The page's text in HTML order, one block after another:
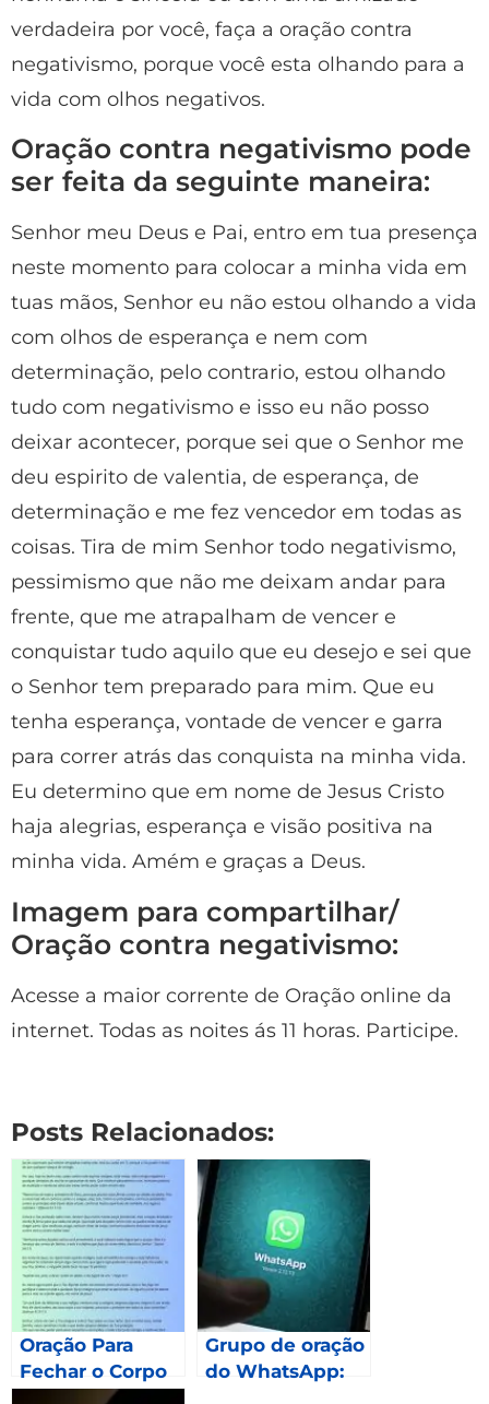
verdadeira por você, faça a oração contra
negativismo, porque você esta olhando para a
vida com olhos negativos.
Oração contra negativismo pode
ser feita da seguinte maneira:
Senhor meu Deus e Pai, entro em tua presença
neste momento para colocar a minha vida em
tuas mãos, Senhor eu não estou olhando a vida
com olhos de esperança e nem com
determinação, pelo contrario, estou olhando
tudo com negativismo e isso eu não posso
deixar acontecer, porque sei que o Senhor me
deu espirito de valentia, de esperança, de
determinação e me fez vencedor em todas as
coisas. Tira de mim Senhor todo negativismo,
pessimismo que não me deixam andar para
frente, que me atrapalham de vencer e
conquistar tudo aquilo que eu desejo e sei que
o Senhor tem preparado para mim. Que eu
tenha esperança, vontade de vencer e garra
para correr atrás das conquista na minha vida.
Eu determino que em nome de Jesus Cristo
haja alegrias, esperança e visão positiva na
minha vida. Amém e graças a Deus.
Imagem para compartilhar/
Oração contra negativismo:
Acesse a maior corrente de Oração online da
internet. Todas as noites ás 11 horas. Participe.
Posts Relacionados:
Oração Para
Fechar o Corpo
Grupo de oração
do WhatsApp: